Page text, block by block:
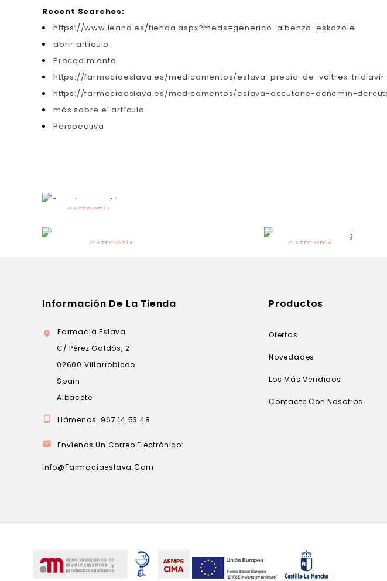
Recent Searches:
https://www.leana.es/tienda.aspx?meds=generico-albenza-eskazole
abrir artículo
Procedimiento
https://farmaciaeslava.es/medicamentos/eslava-precio-de-valtrex-
https://farmaciaeslava.es/medicamentos/eslava-accutane-acnemin-
más sobre el artículo
Perspectiva
CATEGORÍA
CATEGORÍA CATEGORÍA
Información De La Tienda

Farmacia Eslava
C/ Pérez Galdós, 2
02600 Villarrobledo
Spain
Albacete
 Llámenos: 967 14 53 48
 Envíenos Un Correo Electrónico:
Info@farmaciaeslava.com
Productos
Ofertas
Novedades
Los Más Vendidos
Contacte Con Nosotros